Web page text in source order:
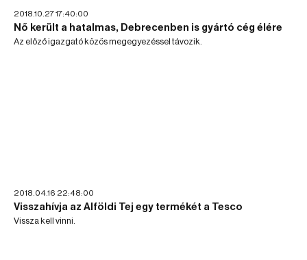
2018.10.27 17:40:00
Nő került a hatalmas, Debrecenben is gyártó cég élére
Az előző igazgató közös megegyezéssel távozik.
2018.04.16 22:48:00
Visszahívja az Alföldi Tej egy termékét a Tesco
Vissza kell vinni.